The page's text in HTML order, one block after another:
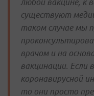
любой вакцине, к
существуют
таком случае мы
врачом и на
вакцинации. Если
коронавирусной
то они просто